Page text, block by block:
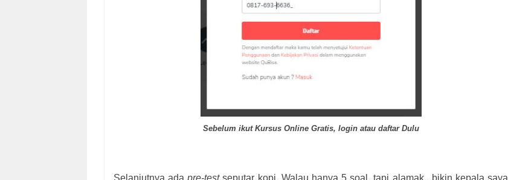
Sebelum ikut Kursus Online Gratis, login atau daftar Dulu